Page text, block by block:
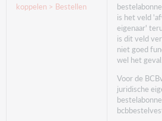
koppelen > Bestellen
is het veld
eigenaar'
is dit veld
niet goed
wel het geval.
Voor de
juridische